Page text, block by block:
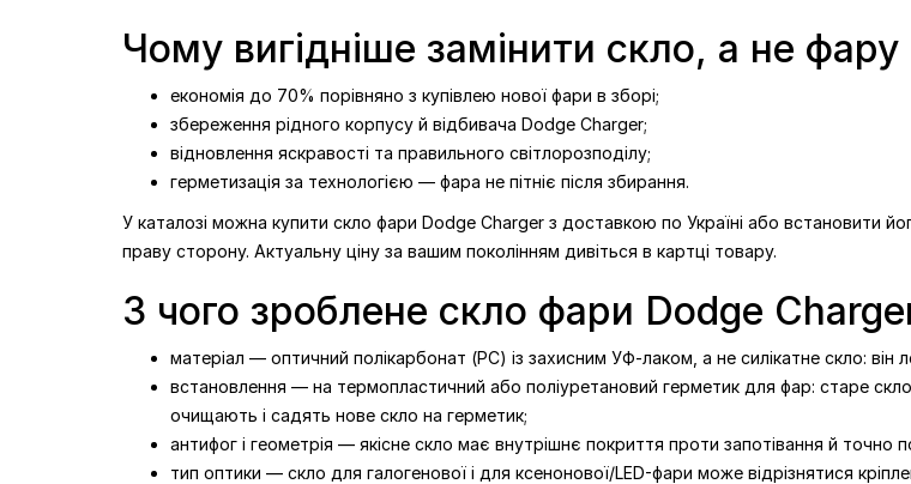
Чому вигідніше замінити скло, а не фару
економія до 70% порівняно з купівлею нової фари в зборі;
збереження рідного корпусу й відбивача Dodge Charger;
відновлення яскравості та правильного світлорозподілу;
герметизація за технологією — фара не пітніє після збирання.
У каталозі можна купити скло фари Dodge Charger з доставкою по Україні або встановити
праву сторону. Актуальну ціну за вашим поколінням дивіться в картці товару.
З чого зроблене скло фари Dodge
матеріал — оптичний полікарбонат (PC) із захисним УФ-лаком, а не силікатне скло: він
встановлення — на термопластичний або поліуретановий герметик для фар: старе
очищають і садять нове скло на герметик;
антифог і геометрія — якісне скло має внутрішнє покриття проти запотівання й
тип оптики — скло для галогенової і для ксенонової/LED-фари може відрізнятися